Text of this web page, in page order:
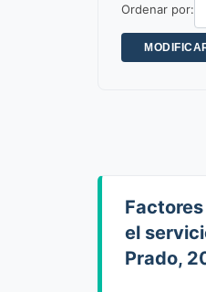
Ordenar por:
el
Prado,